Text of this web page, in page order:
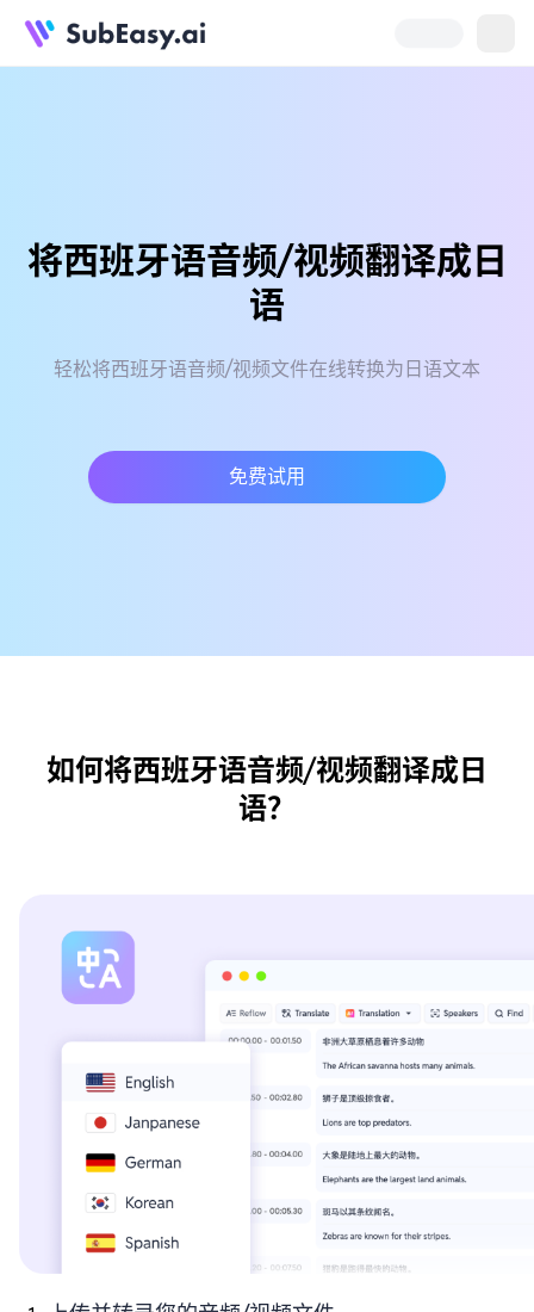
将西班牙语音频/视频翻译成日
语
轻松将西班牙语音频/视频文件在线转换为日语文本
免费试用
如何将西班牙语音频/视频翻译成日
语？